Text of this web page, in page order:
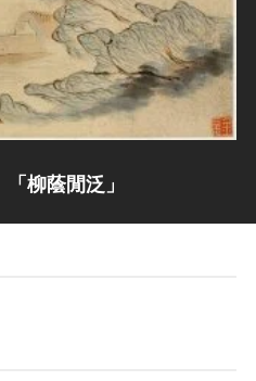
「柳蔭閒泛」